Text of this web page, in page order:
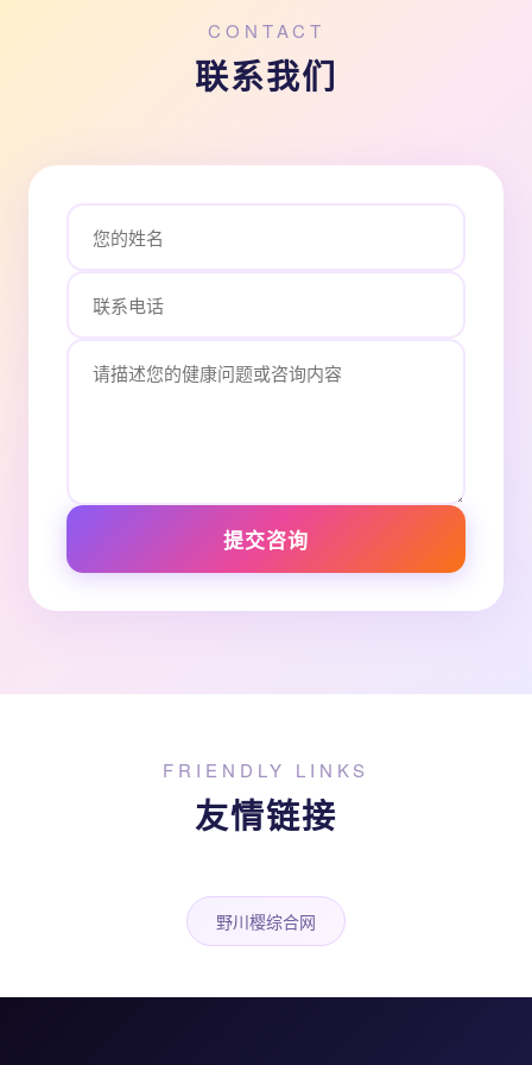
CONTACT
联系我们
提交咨询
FRIENDLY LINKS
友情链接
野川樱综合网